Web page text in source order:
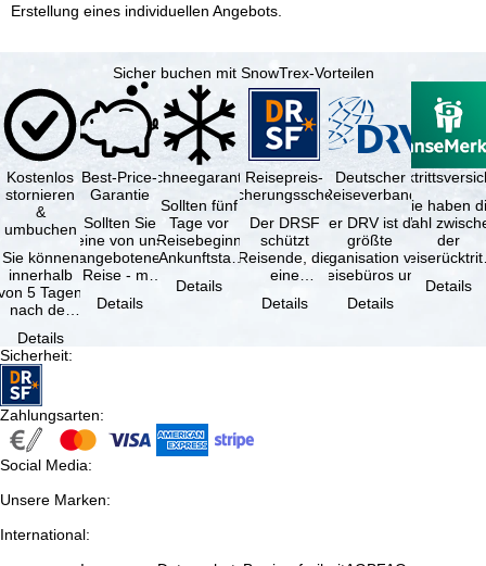
Erstellung eines individuellen Angebots.
Sicher buchen mit SnowTrex-Vorteilen
Kostenlos
stornieren
&
umbuchen
Sie können
innerhalb
5 Tagen
nach der
kostenfrei
…
Details
Best-Price-
Garantie
Sollten Sie
eine von uns
angebotene
Reise - mit
Verfügbarkeit
Details
Schneegarantie
Sollten fünf
Tage vor
Reisebeginn
(Ankunftstag)
aufgrund von
Schneemangel
Details
Reisepreis-
Sicherungsschein
Der DRSF
schützt
Reisende, die
eine
oder
Details
Deutscher
Reiseverband
Der DRV ist die
größte
Organisation von
Reisebüros und
Reiseveranstaltern
in …
Details
Sie haben
Wahl
der
(inklusive
Details
Sicherheit:
Zahlungsarten:
Social Media:
Unsere Marken:
International: